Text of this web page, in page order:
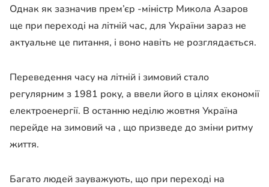
Однак як зазначив прем’єр -міністр Микола Азаров
ще при переході на літній час, для України зараз не
актуальне це питання, і воно навіть не розглядається.
Переведення часу на літній і зимовий стало
регулярним з 1981 року, а ввели його в цілях економії
електроенергії. В останню неділю жовтня Україна
перейде на зимовий ча , що призведе до зміни ритму
життя.
Багато людей зауважують, що при переході на